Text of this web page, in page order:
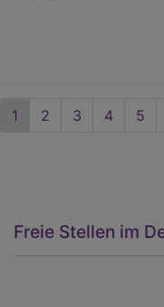
Aktuelle
1 Seite
2 Seite
3 Seite
4 5
Freie Stellen im